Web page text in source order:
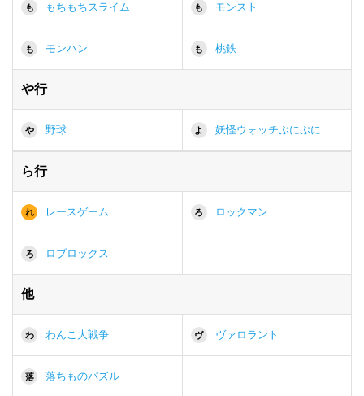
も もちもちスライム も モンスト
も モンハン も 桃鉄
や行
や 野球 よ 妖怪ウォッチぷにぷに
ら行
れ レースゲーム ろ ロックマン
ろ ロブロックス
他
わ わんこ大戦争 ヴ ヴァロラント
落 落ちものパズル